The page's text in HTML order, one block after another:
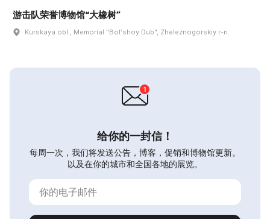
游击队荣誉博物馆“大橡树”
Kurskaya obl., Memorial "Bolʹshoy Dub", Zheleznogorskiy r-n.
给你的一封信！
每周一次，我们将发送公告，博客，促销和博物馆更新。
以及在你的城市和全国各地的展览。